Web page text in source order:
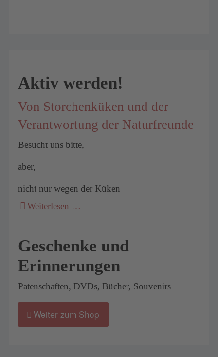
Aktiv werden!
Von Storchenküken und der
Verantwortung der Naturfreunde
Besucht uns bitte,
aber,
nicht nur wegen der Küken
Weiterlesen …
Geschenke und
Erinnerungen
Patenschaften, DVDs, Bücher, Souvenirs
Weiter zum Shop